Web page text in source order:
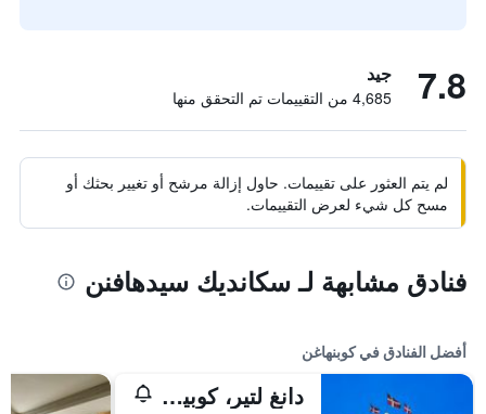
7.8 جيد
4,685 من التقييمات تم التحقق منها
لم يتم العثور على تقييمات. حاول إزالة مرشح أو تغيير بحثك أو
مسح كل شيء لعرض التقييمات.
فنادق مشابهة لـ سكانديك سيدهافنن
أفضل الفنادق في كوبنهاغن
دانغ لتير، كوبينهاجن